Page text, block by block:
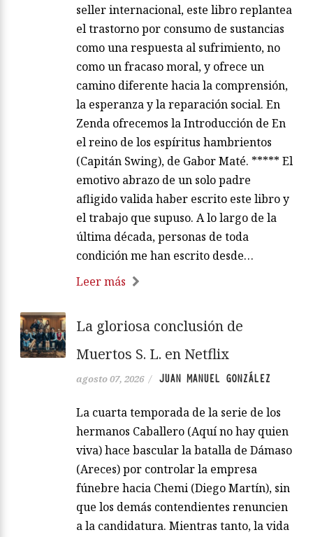
seller internacional, este libro replantea
el trastorno por consumo de sustancias
como una respuesta al sufrimiento, no
como un fracaso moral, y ofrece un
camino diferente hacia la comprensión,
la esperanza y la reparación social. En
Zenda ofrecemos la Introducción de En
el reino de los espíritus hambrientos
(Capitán Swing), de Gabor Maté. ***** El
emotivo abrazo de un solo padre
afligido valida haber escrito este libro y
el trabajo que supuso. A lo largo de la
última década, personas de toda
condición me han escrito desde…
Leer más
La gloriosa conclusión de
Muertos S. L. en Netflix
agosto 07, 2026 / JUAN MANUEL GONZÁLEZ
La cuarta temporada de la serie de los
hermanos Caballero (Aquí no hay quien
viva) hace bascular la batalla de Dámaso
(Areces) por controlar la empresa
fúnebre hacia Chemi (Diego Martín), sin
que los demás contendientes renuncien
a la candidatura. Mientras tanto, la vida